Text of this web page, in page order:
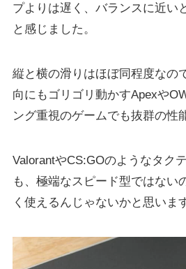
プよりは遅く、バランスに近い
と感じました。
縦と横の滑りはほぼ同程度なの
向にもゴリゴリ動かすApexや
ング重視のゲームでも抜群の性
ValorantやCS:GOのようなタク
も、極端なスピード型ではない
く使えるんじゃないかと思いま